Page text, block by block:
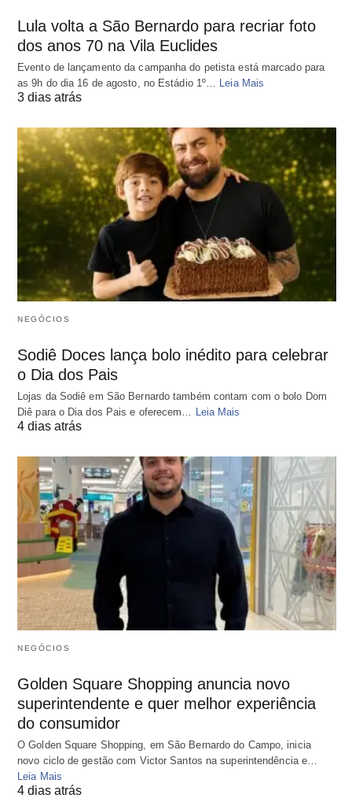
Lula volta a São Bernardo para recriar foto
dos anos 70 na Vila Euclides
Evento de lançamento da campanha do petista está marcado para
as 9h do dia 16 de agosto, no Estádio 1º… Leia Mais
3 dias atrás
NEGÓCIOS
Sodiê Doces lança bolo inédito para celebrar
o Dia dos Pais
Lojas da Sodiê em São Bernardo também contam com o bolo Dom
Diê para o Dia dos Pais e oferecem… Leia Mais
4 dias atrás
NEGÓCIOS
Golden Square Shopping anuncia novo
superintendente e quer melhor experiência
do consumidor
O Golden Square Shopping, em São Bernardo do Campo, inicia
novo ciclo de gestão com Victor Santos na superintendência e…
Leia Mais
4 dias atrás